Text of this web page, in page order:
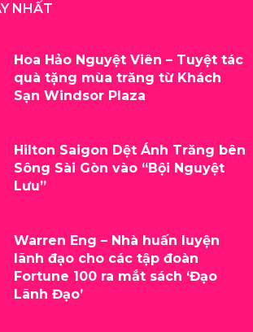
NHẤT
Hoa Hảo Nguyệt Viên – Tuyệt tác
quà tặng mùa trăng từ Khách
Sạn Windsor Plaza
Hilton Saigon Dệt Ánh Trăng bên
Sông Sài Gòn vào “Bội Nguyệt
Lưu”
Warren Eng – Nhà huấn luyện
lãnh đạo cho các tập đoàn
Fortune 100 ra mắt sách ‘Đạo
Lãnh Đạo’